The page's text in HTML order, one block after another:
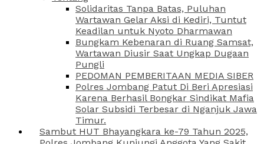
Solidaritas Tanpa Batas, Puluhan
Wartawan Gelar Aksi di Kediri, Tuntut
Keadilan untuk Nyoto Dharmawan
Bungkam Kebenaran di Ruang Samsat,
Wartawan Diusir Saat Ungkap Dugaan
Pungli
PEDOMAN PEMBERITAAN MEDIA SIBER
Polres Jombang Patut Di Beri Apresiasi
Karena Berhasil Bongkar Sindikat Mafia
Solar Subsidi Terbesar di Nganjuk Jawa
Timur.
Sambut HUT Bhayangkara ke-79 Tahun 2025,